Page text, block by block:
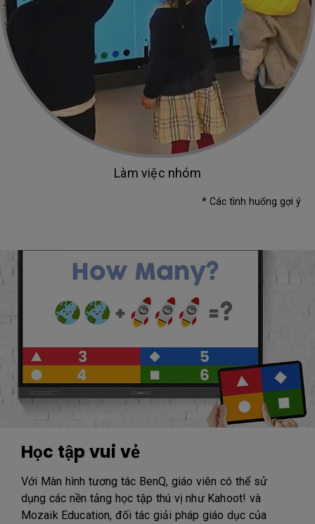
Làm việc nhóm
* Các tình huống gợi ý
Học tập vui vẻ
Với Màn hình tương tác BenQ, giáo viên có thể sử
dụng các nền tảng học tập thú vị như Kahoot! và
Mozaik Education, đối tác giải pháp giáo dục của